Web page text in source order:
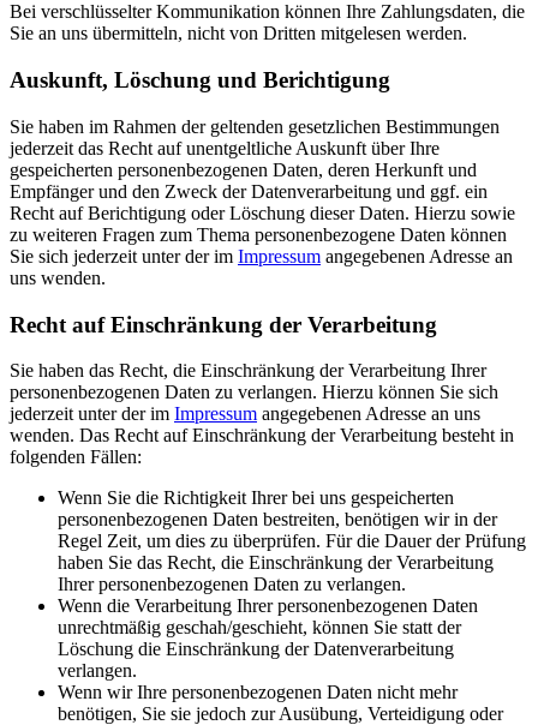
Bei verschlüsselter Kommunikation können Ihre Zahlungsdaten, die
Sie an uns übermitteln, nicht von Dritten mitgelesen werden.
Auskunft, Löschung und Berichtigung
Sie haben im Rahmen der geltenden gesetzlichen Bestimmungen
jederzeit das Recht auf unentgeltliche Auskunft über Ihre
gespeicherten personenbezogenen Daten, deren Herkunft und
Empfänger und den Zweck der Datenverarbeitung und ggf. ein
Recht auf Berichtigung oder Löschung dieser Daten. Hierzu sowie
zu weiteren Fragen zum Thema personenbezogene Daten können
Sie sich jederzeit unter der im Impressum angegebenen Adresse an
uns wenden.
Recht auf Einschränkung der Verarbeitung
Sie haben das Recht, die Einschränkung der Verarbeitung Ihrer
personenbezogenen Daten zu verlangen. Hierzu können Sie sich
jederzeit unter der im Impressum angegebenen Adresse an uns
wenden. Das Recht auf Einschränkung der Verarbeitung besteht in
folgenden Fällen:
Wenn Sie die Richtigkeit Ihrer bei uns gespeicherten
personenbezogenen Daten bestreiten, benötigen wir in der
Regel Zeit, um dies zu überprüfen. Für die Dauer der Prüfung
haben Sie das Recht, die Einschränkung der Verarbeitung
Ihrer personenbezogenen Daten zu verlangen.
Wenn die Verarbeitung Ihrer personenbezogenen Daten
unrechtmäßig geschah/geschieht, können Sie statt der
Löschung die Einschränkung der Datenverarbeitung
verlangen.
Wenn wir Ihre personenbezogenen Daten nicht mehr
benötigen, Sie sie jedoch zur Ausübung, Verteidigung oder